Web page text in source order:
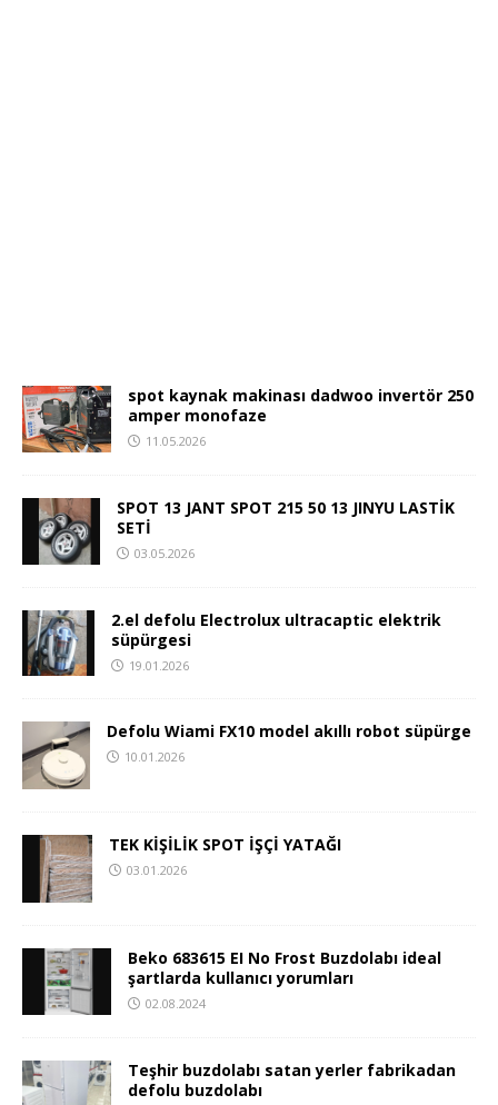
spot kaynak makinası dadwoo invertör 250
amper monofaze
11.05.2026
SPOT 13 JANT SPOT 215 50 13 JINYU LASTİK
SETİ
03.05.2026
2.el defolu Electrolux ultracaptic elektrik
süpürgesi
19.01.2026
Defolu Wiami FX10 model akıllı robot süpürge
10.01.2026
TEK KİŞİLİK SPOT İŞÇİ YATAĞI
03.01.2026
Beko 683615 EI No Frost Buzdolabı ideal
şartlarda kullanıcı yorumları
02.08.2024
Teşhir buzdolabı satan yerler fabrikadan
defolu buzdolabı